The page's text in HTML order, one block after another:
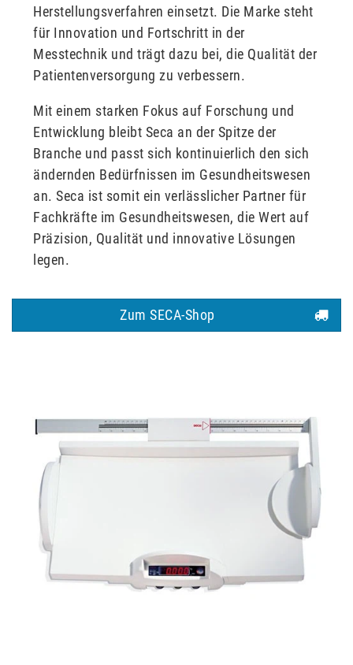
Herstellungsverfahren einsetzt. Die Marke steht
für Innovation und Fortschritt in der
Messtechnik und trägt dazu bei, die Qualität der
Patientenversorgung zu verbessern.
Mit einem starken Fokus auf Forschung und
Entwicklung bleibt Seca an der Spitze der
Branche und passt sich kontinuierlich den sich
ändernden Bedürfnissen im Gesundheitswesen
an. Seca ist somit ein verlässlicher Partner für
Fachkräfte im Gesundheitswesen, die Wert auf
Präzision, Qualität und innovative Lösungen
legen.
Zum SECA-Shop